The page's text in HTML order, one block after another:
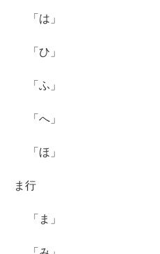
「は」
「ひ」
「ふ」
「へ」
「ほ」
ま行
「ま」